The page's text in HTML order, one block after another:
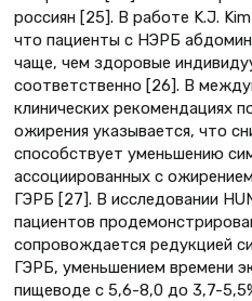
россиян [25]. В работе K.J.
что пациенты с НЭРБ
чаще, чем здоровые
соответственно [26]. В
клинических рекомендациях
ожирения указывается, что
способствует уменьшению
ассоциированных с
ГЭРБ [27]. В исследовании
пациентов
сопровождается редукцией
ГЭРБ, уменьшением времени
пищеводе с 5,6-8,0 до 3,7-